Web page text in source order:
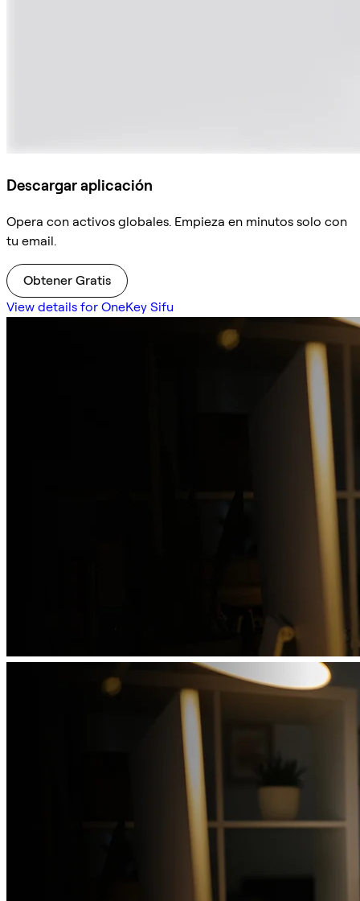
Descargar aplicación
Opera con activos globales. Empieza en minutos solo con
tu email.
Obtener Gratis
View details for OneKey Sifu